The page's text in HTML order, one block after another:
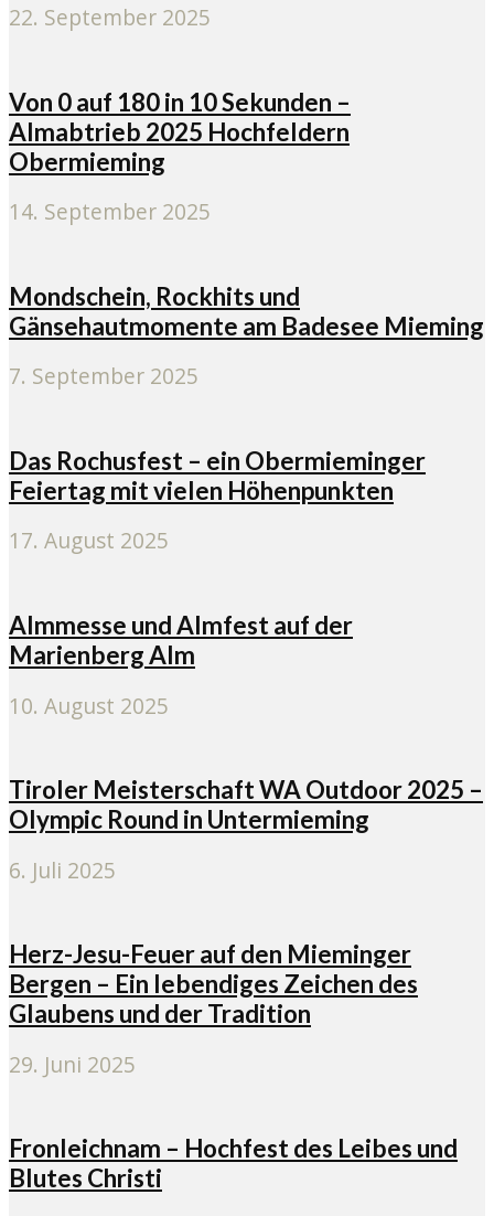
22. September 2025
Von 0 auf 180 in 10 Sekunden –
Almabtrieb 2025 Hochfeldern
Obermieming
14. September 2025
Mondschein, Rockhits und
Gänsehautmomente am Badesee Mieming
7. September 2025
Das Rochusfest – ein Obermieminger
Feiertag mit vielen Höhenpunkten
17. August 2025
Almmesse und Almfest auf der
Marienberg Alm
10. August 2025
Tiroler Meisterschaft WA Outdoor 2025 –
Olympic Round in Untermieming
6. Juli 2025
Herz-Jesu-Feuer auf den Mieminger
Bergen – Ein lebendiges Zeichen des
Glaubens und der Tradition
29. Juni 2025
Fronleichnam – Hochfest des Leibes und
Blutes Christi